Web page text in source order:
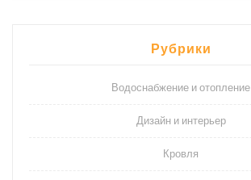
Рубрики
Водоснабжение и отопление
Дизайн и интерьер
Кровля